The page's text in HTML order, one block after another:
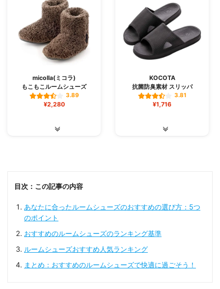
micolla(ミコラ)
もこもこルームシューズ
3.89
¥2,280
KOCOTA
抗菌防臭素材 スリッパ
3.81
¥1,716
目次：この記事の内容
あなたに合ったルームシューズのおすすめの選び方：5つ
のポイント
おすすめのルームシューズのランキング基準
ルームシューズおすすめ人気ランキング
まとめ：おすすめのルームシューズで快適に過ごそう！